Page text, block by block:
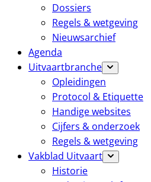
Dossiers
Regels & wetgeving
Nieuwsarchief
Agenda
Uitvaartbranche
Opleidingen
Protocol & Etiquette
Handige websites
Cijfers & onderzoek
Regels & wetgeving
Vakblad Uitvaart
Historie